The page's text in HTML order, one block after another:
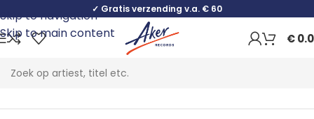
Skip to navigation
Skip to main content
✓ Gratis verzending v.a. € 60
€
Home Rock